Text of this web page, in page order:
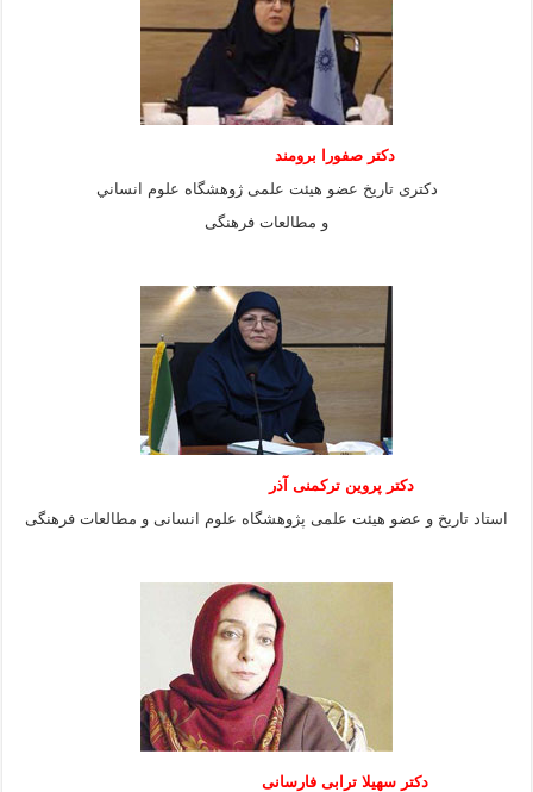
دكتر صفورا برومند
دكترى تاريخ عضو هيئت علمى ژوهشگاه علوم انساني
و مطالعات فرهنگى
دکتر پروین ترکمنی آذر
استاد تاریخ و عضو هیئت علمی پژوهشگاه علوم انسانی و مطالعات فرهنگى
دکتر سهیلا ترابی فارسانی